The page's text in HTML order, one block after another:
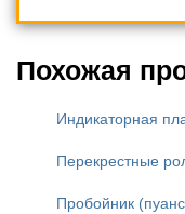
Похожая
Индикаторная
Перекрестные
Пробойник